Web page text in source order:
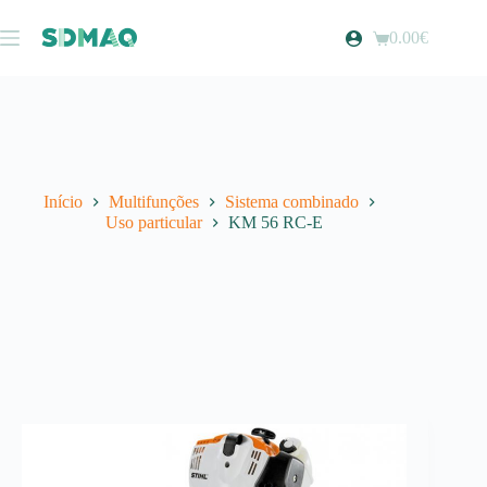
para
o
Carrinho
0.00€
Início Multifunções
Sistema combinado
Uso particular
KM 56 RC-E